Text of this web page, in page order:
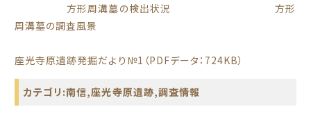
方形周溝墓の検出状況 方形
周溝墓の調査風景
座光寺原遺跡発掘だより№1（PDFデータ：724KB）
カテゴリ:南信,座光寺原遺跡,調査情報